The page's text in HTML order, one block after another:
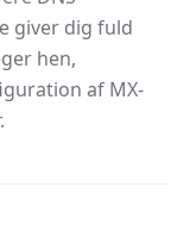
giver dig fuld
hen,
af MX-